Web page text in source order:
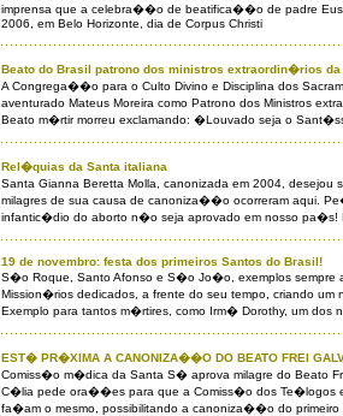
imprensa que a celebra��o de beatifica��o de padre
2006, em Belo Horizonte, dia de Corpus Christi
Beato do Brasil patrono dos ministros extraordin�rios
A Congrega��o para o Culto Divino e Disciplina dos
aventurado Mateus Moreira como Patrono dos Ministros
Beato m�rtir morreu exclamando: �Louvado seja o
Rel�quias da Santa italiana
Santa Gianna Beretta Molla, canonizada em 2004, desejou
milagres de sua causa de canoniza��o ocorreram aqui.
infantic�dio do aborto n�o seja aprovado em nosso pa�s!
19 de novembro: festa dos primeiros Santos do Brasil!
S�o Roque, Santo Afonso e S�o Jo�o, exemplos sempre
Mission�rios dedicados, a frente do seu tempo, criando
Exemplo para tantos m�rtires, como Irm� Dorothy, um dos
EST� PR�XIMA A CANONIZA��O DO BEATO FREI
Comiss�o m�dica da Santa S� aprova milagre do Beato
C�lia pede ora��es para que a Comiss�o dos Te�logos
fa�am o mesmo, possibilitando a canoniza��o do primeiro